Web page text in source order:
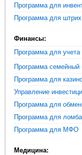
Программа для
Программа для
Финансы:
Программа для
Программа
Программа для
Управление
Программа для
Программа для
Программа для МФО
Медицина: